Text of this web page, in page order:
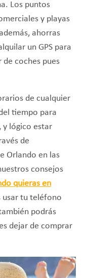
Los puntos
y playas
ahorras
un GPS para
de coches pues
de cualquier
tiempo para
y lógico estar
de
Orlando en las
consejos
quieras en
usar tu teléfono
podrás
dejar de comprar